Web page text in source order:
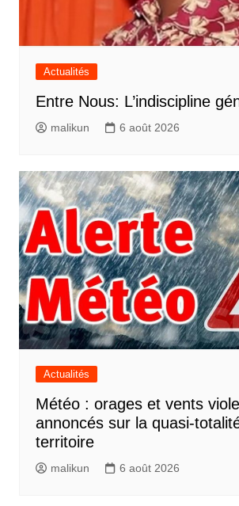
Actualités
Entre Nous: L’indiscipline
malikun 6 août 2026
Actualités
Météo : orages et vents
annoncés sur la quasi-
territoire
malikun 6 août 2026